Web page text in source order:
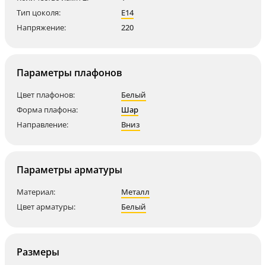
Тип цоколя:
E14
Напряжение:
220
Параметры плафонов
Цвет плафонов:
Белый
Форма плафона:
Шар
Направление:
Вниз
Параметры арматуры
Материал:
Металл
Цвет арматуры:
Белый
Размеры